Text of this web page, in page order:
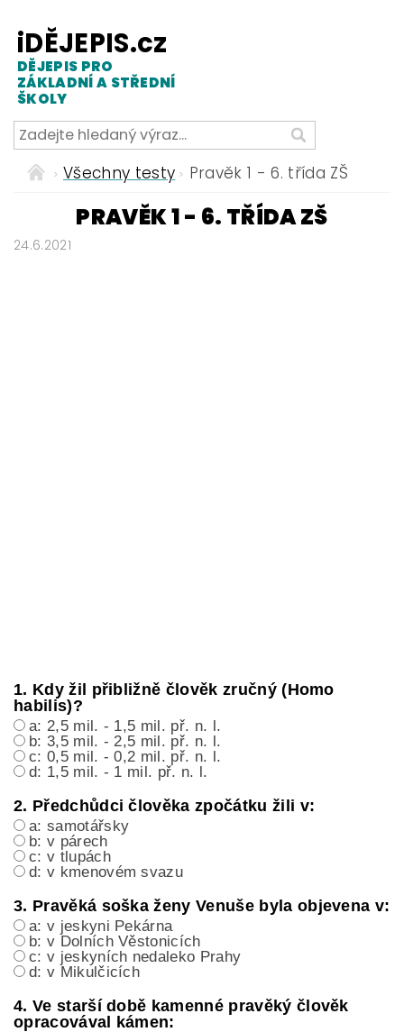
iDĚJEPIS.cz
DĚJEPIS PRO
ZÁKLADNÍ A STŘEDNÍ
ŠKOLY
Všechny testy Pravěk 1 - 6. třída ZŠ
PRAVĚK 1 - 6. TŘÍDA ZŠ
24.6.2021
1. Kdy žil přibližně člověk zručný (Homo
habilis)?
a: 2,5 mil. - 1,5 mil. př. n. l.
b: 3,5 mil. - 2,5 mil. př. n. l.
c: 0,5 mil. - 0,2 mil. př. n. l.
d: 1,5 mil. - 1 mil. př. n. l.
2. Předchůdci člověka zpočátku žili v:
a: samotářsky
b: v párech
c: v tlupách
d: v kmenovém svazu
3. Pravěká soška ženy Venuše byla objevena v:
a: v jeskyni Pekárna
b: v Dolních Věstonicích
c: v jeskyních nedaleko Prahy
d: v Mikulčicích
4. Ve starší době kamenné pravěký člověk
opracovával kámen: